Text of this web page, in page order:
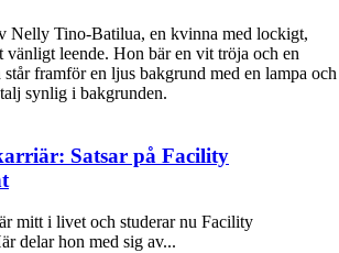
Satsar på Facility
mitt i livet och studerar nu Facility
delar hon med sig av...